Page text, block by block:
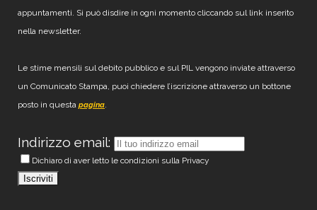
appuntamenti. Si può disdire in ogni momento cliccando sul link inserito
nella newsletter.
Le stime mensili sul debito pubblico e sul PIL vengono inviate attraverso
un Comunicato Stampa, puoi chiedere l’iscrizione attraverso un bottone
posto in questa pagina.
Indirizzo email:
Dichiaro di aver letto le condizioni sulla Privacy